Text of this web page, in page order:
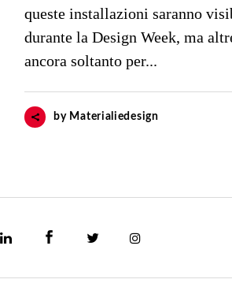
queste installazioni saranno
durante la Design Week, ma
ancora soltanto per...
by Materialiedesign